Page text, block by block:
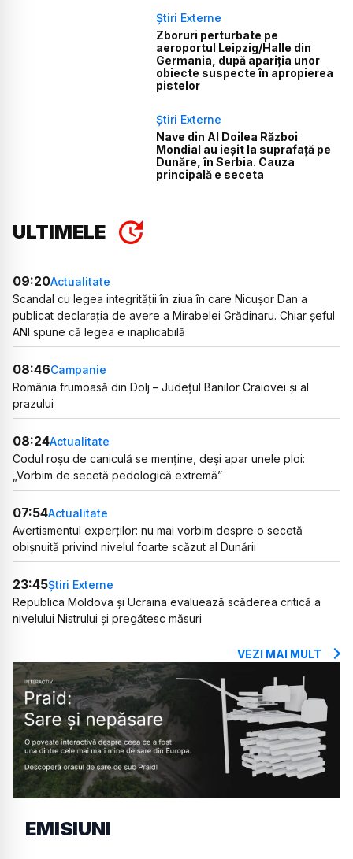
Știri Externe
Zboruri perturbate pe
aeroportul Leipzig/Halle din
Germania, după apariția unor
obiecte suspecte în apropierea
pistelor
Știri Externe
Nave din Al Doilea Război
Mondial au ieșit la suprafață pe
Dunăre, în Serbia. Cauza
principală e seceta
ULTIMELE
09:20Actualitate
Scandal cu legea integrității în ziua în care Nicușor Dan a
publicat declarația de avere a Mirabelei Grădinaru. Chiar șeful
ANI spune că legea e inaplicabilă
08:46Campanie
România frumoasă din Dolj – Județul Banilor Craiovei și al
prazului
08:24Actualitate
Codul roșu de caniculă se menține, deși apar unele ploi:
„Vorbim de secetă pedologică extremă”
07:54Actualitate
Avertismentul experților: nu mai vorbim despre o secetă
obișnuită privind nivelul foarte scăzut al Dunării
23:45Știri Externe
Republica Moldova și Ucraina evaluează scăderea critică a
nivelului Nistrului și pregătesc măsuri
VEZI MAI MULT
EMISIUNI